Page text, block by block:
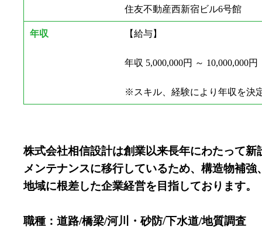
住友不動産西新宿ビル6号館
年収 【給与】
年収 5,000,000円 ～ 10,000,000円
※スキル、経験により年収を決
株式会社相信設計は創業以来長年にわたって
メンテナンスに移行しているため、構造物補
地域に根差した企業経営を目指しております。
職種：道路/橋梁/河川・砂防/下水道/地質調査